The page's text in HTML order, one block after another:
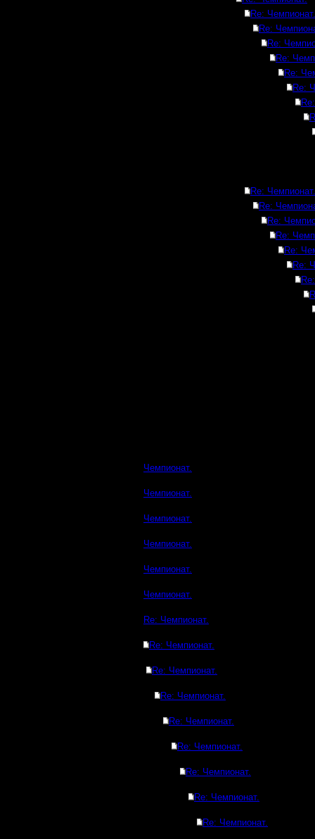
Re: Чемпионат.
Re:
Re:
Re:
Re:
Re:
Re: Чемпионат.
Re:
Re:
Re:
Re:
Re:
Чемпионат.
Чемпионат.
Чемпионат.
Чемпионат.
Чемпионат.
Чемпионат.
Re: Чемпионат.
Re: Чемпионат.
Re: Чемпионат.
Re: Чемпионат.
Re: Чемпионат.
Re: Чемпионат.
Re: Чемпионат.
Re: Чемпионат.
Re: Чемпионат.